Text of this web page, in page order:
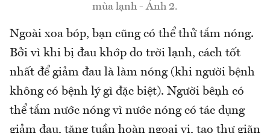
mùa lạnh - Ảnh 2.
Ngoài xoa bóp, bạn cũng có thể thử tắm nóng.
Bởi vì khi bị đau khớp do trời lạnh, cách tốt
nhất để giảm đau là làm nóng (khi người bệnh
không có bệnh lý gì đặc biệt). Người bệnh có
thể tắm nước nóng vì nước nóng có tác dụng
giảm đau, tăng tuần hoàn ngoại vi, tạo thư giãn